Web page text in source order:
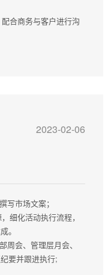
合商务与客户进行沟
，缓控释、难溶增
2023-02-06
写市场文案；
细化活动执行流程，
。
周会、管理层月会、
要并跟进执行;